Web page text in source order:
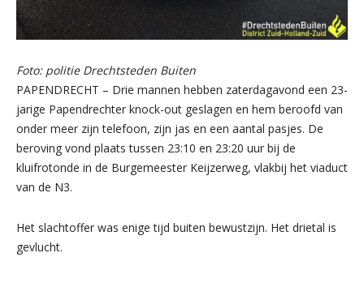
Foto: politie Drechtsteden Buiten
PAPENDRECHT – Drie mannen hebben zaterdagavond een 23-
jarige Papendrechter knock-out geslagen en hem beroofd van
onder meer zijn telefoon, zijn jas en een aantal pasjes. De
beroving vond plaats tussen 23:10 en 23:20 uur bij de
kluifrotonde in de Burgemeester Keijzerweg, vlakbij het viaduct
van de N3.
Het slachtoffer was enige tijd buiten bewustzijn. Het drietal is
gevlucht.